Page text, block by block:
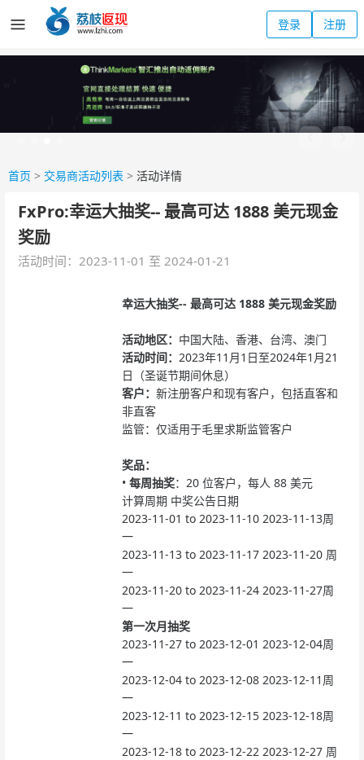
登录 注册
首页 > 交易商活动列表 > 活动详情
FxPro:幸运大抽奖-- 最高可达 1888 美元现金
奖励
活动时间：2023-11-01 至 2024-01-21
幸运大抽奖-- 最高可达 1888 美元现金奖励
活动地区： 中国大陆、香港、台湾、澳门
活动时间： 2023年11月1日至2024年1月21
日（圣诞节期间休息）
客户： 新注册客户和现有客户，包括直客和
非直客
监管：仅适用于毛里求斯监管客户
奖品：
• 每周抽奖：20 位客户，每人 88 美元
计算周期 中奖公告日期
2023-11-01 to 2023-11-10 2023-11-13周
一
2023-11-13 to 2023-11-17 2023-11-20 周
一
2023-11-20 to 2023-11-24 2023-11-27周
一
第一次月抽奖
2023-11-27 to 2023-12-01 2023-12-04周
一
2023-12-04 to 2023-12-08 2023-12-11周
一
2023-12-11 to 2023-12-15 2023-12-18周
一
2023-12-18 to 2023-12-22 2023-12-27 周